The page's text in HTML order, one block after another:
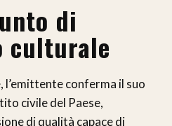
di
culturale
l’emittente conferma il suo
civile del Paese,
di qualità capace di